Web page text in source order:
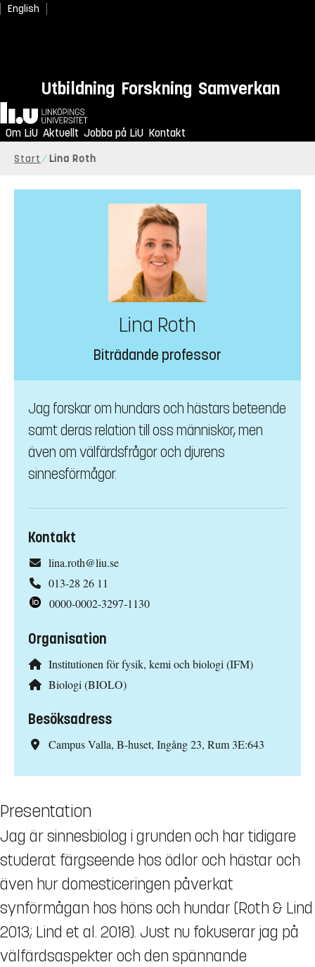
English
Utbildning Forskning Samverkan
Hem
Om LiU Aktuellt Jobba på LiU Kontakt
Start Lina Roth
Lina Roth
Biträdande professor
Jag forskar om hundars och hästars beteende
samt deras relation till oss människor, men
även om välfärdsfrågor och djurens
sinnesförmågor.
Kontakt
lina.roth@liu.se
013-28 26 11
0000-0002-3297-1130
Organisation
Institutionen för fysik, kemi och biologi (IFM)
Biologi (BIOLO)
Besöksadress
Campus Valla, B-huset, Ingång 23, Rum 3E:643
Presentation
Jag är sinnesbiolog i grunden och har tidigare
studerat färgseende hos ödlor och hästar och
även hur domesticeringen påverkat
synförmågan hos höns och hundar (Roth & Lind
2013; Lind et al. 2018). Just nu fokuserar jag på
välfärdsaspekter och den spännande